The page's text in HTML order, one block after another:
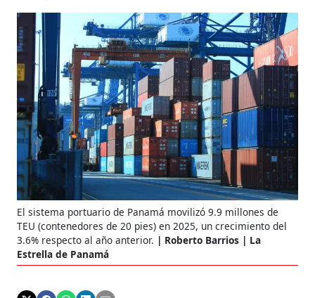
El sistema portuario de Panamá movilizó 9.9 millones de
TEU (contenedores de 20 pies) en 2025, un crecimiento del
3.6% respecto al año anterior.
Roberto Barrios | La
Estrella de Panamá